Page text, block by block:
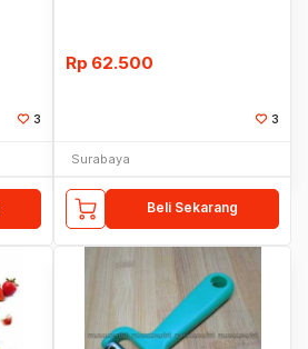
3
Rp 62.500
3
Surabaya
Beli Sekarang